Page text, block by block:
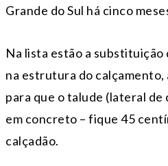
Grande do Sul há cinco
Na lista estão a
na estrutura do
para que o talude (lateral
em concreto – fique 45
calçadão.